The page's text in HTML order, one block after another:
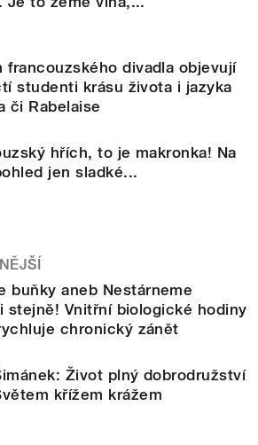
francouzského divadla objevují
studenti krásu života i jazyka
či Rabelaise
hřích, to je makronka! Na
jen sladké...
buňky aneb Nestárneme
stejně! Vnitřní biologické hodiny
chronický zánět
Život plný dobrodružství
křížem krážem